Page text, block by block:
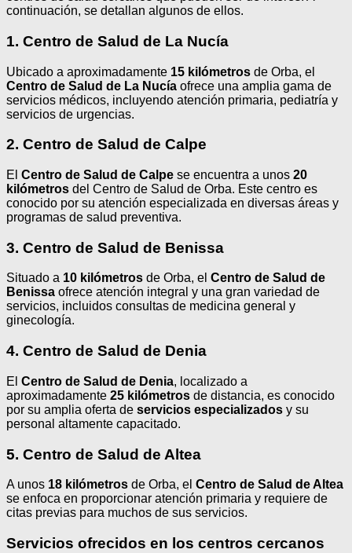
continuación, se detallan algunos de ellos.
1. Centro de Salud de La Nucía
Ubicado a aproximadamente 15 kilómetros de Orba, el
Centro de Salud de La Nucía ofrece una amplia gama de
servicios médicos, incluyendo atención primaria, pediatría y
servicios de urgencias.
2. Centro de Salud de Calpe
El Centro de Salud de Calpe se encuentra a unos 20
kilómetros del Centro de Salud de Orba. Este centro es
conocido por su atención especializada en diversas áreas y
programas de salud preventiva.
3. Centro de Salud de Benissa
Situado a 10 kilómetros de Orba, el Centro de Salud de
Benissa ofrece atención integral y una gran variedad de
servicios, incluidos consultas de medicina general y
ginecología.
4. Centro de Salud de Denia
El Centro de Salud de Denia, localizado a
aproximadamente 25 kilómetros de distancia, es conocido
por su amplia oferta de servicios especializados y su
personal altamente capacitado.
5. Centro de Salud de Altea
A unos 18 kilómetros de Orba, el Centro de Salud de Altea
se enfoca en proporcionar atención primaria y requiere de
citas previas para muchos de sus servicios.
Servicios ofrecidos en los centros cercanos